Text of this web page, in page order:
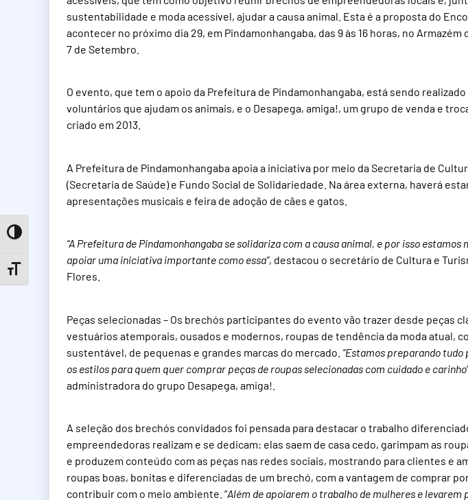
Toggle High Contrast
Toggle Font size
sustentabilidade e moda acessível, ajudar a causa animal. Esta é a proposta do
acontecer no próximo dia 29, em Pindamonhangaba, das 9 às 16 horas, no Armazém
7 de Setembro.
O evento, que tem o apoio da Prefeitura de Pindamonhangaba, está sendo realizado
voluntários que ajudam os animais, e o Desapega, amiga!, um grupo de venda e
criado em 2013.
A Prefeitura de Pindamonhangaba apoia a iniciativa por meio da Secretaria de
(Secretaria de Saúde) e Fundo Social de Solidariedade. Na área externa, haverá
apresentações musicais e feira de adoção de cães e gatos.
“A Prefeitura de Pindamonhangaba se solidariza com a causa animal, e por isso
apoiar uma iniciativa importante como essa”, destacou o secretário de Cultura e
Flores.
Peças selecionadas – Os brechós participantes do evento vão trazer desde peças
vestuários atemporais, ousados e modernos, roupas de tendência da moda atual,
sustentável, de pequenas e grandes marcas do mercado. “Estamos preparando
os estilos para quem quer comprar peças de roupas selecionadas com cuidado e carinho
administradora do grupo Desapega, amiga!.
A seleção dos brechós convidados foi pensada para destacar o trabalho
empreendedoras realizam e se dedicam: elas saem de casa cedo, garimpam as
e produzem conteúdo com as peças nas redes sociais, mostrando para clientes e
roupas boas, bonitas e diferenciadas de um brechó, com a vantagem de comprar
contribuir com o meio ambiente. “Além de apoiarem o trabalho de mulheres e levarem